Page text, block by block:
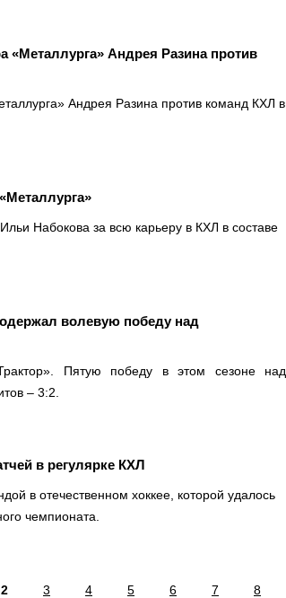
«Металлурга» Андрея Разина против
Андрея Разина против команд КХЛ в
Набокова за всю карьеру в КХЛ в составе
волевую победу над
Пятую победу в этом сезоне над
– 3:2.
в регулярке КХЛ
в отечественном хоккее, которой удалось
чемпионата.
2 3 4 5 6 7
8